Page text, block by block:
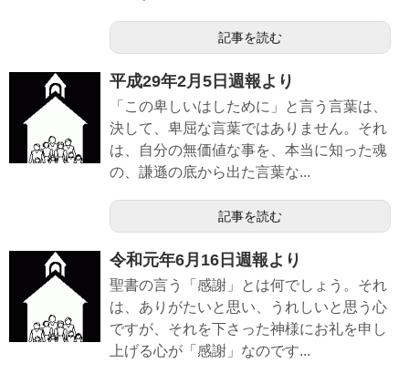
記事を読む
平成29年2月5日週報より
「この卑しいはしために」と言う言葉は、
決して、卑屈な言葉ではありません。それ
は、自分の無価値な事を、本当に知った魂
の、謙遜の底から出た言葉な...
記事を読む
令和元年6月16日週報より
聖書の言う「感謝」とは何でしょう。それ
は、ありがたいと思い、うれしいと思う心
ですが、それを下さった神様にお礼を申し
上げる心が「感謝」なのです...